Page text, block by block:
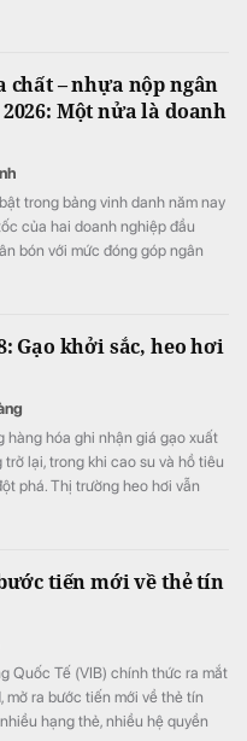
sản phẩm điện hóa tại Việt Nam.
chất – nhựa nộp ngân
Một nửa là doanh
trong bảng vinh danh năm nay
của hai doanh nghiệp đầu
bón với mức đóng góp ngân
chất.
Gạo khởi sắc, heo hơi
hàng hóa ghi nhận giá gạo xuất
trở lại, trong khi cao su và hồ tiêu
phá. Thị trường heo hơi vẫn
tiến mới về thẻ tín
Quốc Tế (VIB) chính thức ra mắt
mở ra bước tiến mới về thẻ tín
hạng thẻ, nhiều hệ quyền